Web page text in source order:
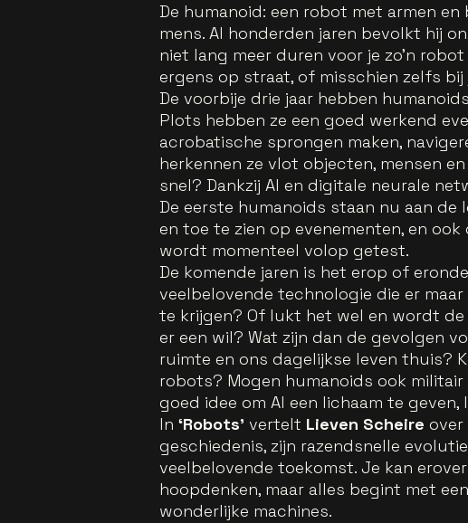
De humanoid: een robot met armen
mens. Al honderden jaren bevolkt hij
niet lang meer duren voor je zo'n
ergens op straat, of misschien zelfs bij
De voorbije drie jaar hebben
Plots hebben ze een goed werkend
acrobatische sprongen maken,
herkennen ze vlot objecten, mensen
snel? Dankzij AI en digitale neurale
De eerste humanoids staan nu aan de
en toe te zien op evenementen, en
wordt momenteel volop getest.
De komende jaren is het erop of
veelbelovende technologie die er
te krijgen? Of lukt het wel en wordt
er een wil? Wat zijn dan de gevolgen
ruimte en ons dagelijkse leven thuis?
robots? Mogen humanoids ook
goed idee om AI een lichaam te
In ‘Robots’ vertelt Lieven Scheire over
geschiedenis, zijn razendsnelle
veelbelovende toekomst. Je kan
hoopdenken, maar alles begint met
wonderlijke machines.